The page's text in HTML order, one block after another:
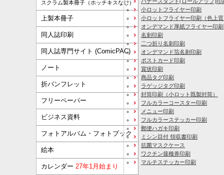
スクラム製本冊子（ホッチキスなし）
上製本冊子
同人誌印刷
同人誌専門サイト (ComicPAC)
ノート
折パンフレット
フリーペーパー
ビジネス資料
フォトアルバム・フォトブック
絵本
カレンダー 27年1月始まり
小ロットフライヤー印刷
小ロットフライヤー印刷（色上
オンデマンド厚紙フライヤー印刷
名刺印刷
二つ折り名刺印刷
オンデマンド箔名刺印刷
ポストカード印刷
賞状印刷
商品タグ印刷
ラゲッジタグ印刷
封筒印刷
（小ロット既製封筒）
フルカラーコースター印刷
メニュー印刷
フルカラーステッカー印刷
郵便ハガキ印刷
ミシン目付 領収書印刷
抗菌マスクケース
ワクチン接種券印刷
マルチステッカー印刷